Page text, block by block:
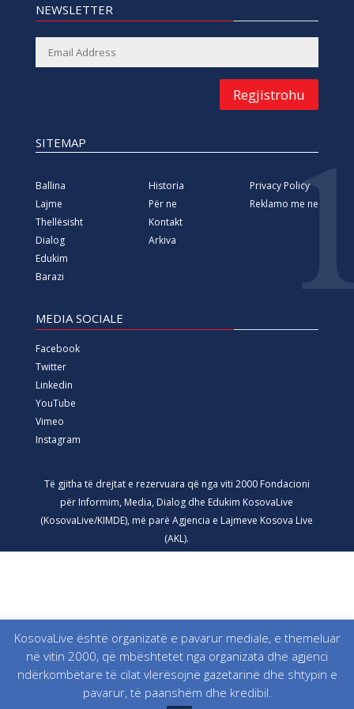
NEWSLETTER
Regjistrohu
SITEMAP
Ballina
Lajme
Thellësisht
Dialog
Edukim
Barazi
Historia
Për ne
Kontakt
Arkiva
Privacy Policy
Reklamo me ne
MEDIA SOCIALE
Facebook
Twitter
Linkedin
YouTube
Vimeo
Instagram
Të gjitha të drejtat e rezervuara që nga viti 2000 Fondacioni
për Informim, Media, Dialog dhe Edukim KosovaLive
(KosovaLive/KIMDE), më parë Agjencia e Lajmeve Kosova Live
(AKL).
KosovaLive është organizatë e pavarur mediale, e themeluar
në vitin 2000, që mbështetet nga organizata dhe agjenci
ndërkombëtare të cilat vlerësojnë gazetarinë dhe shtypin e
pavarur, të paanshëm dhe kredibil.